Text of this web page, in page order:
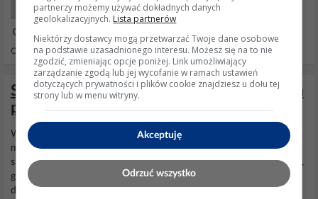
Elektro Maszyny i Urządzenia
Odpowiedzi: 10 Wyświetleń: 6095
Samozamykacz GEZE, problem z poduszką
powietrzną.
Witam serdecznie, jestem członkiem zarządu wspólnoty
mieszkaniowej, w każdej klatce nie dawno zostały wymienione
samozamykacze na GEZE TS 2000 V BC. Lecz niestety jest problem,
gdyż znajduje się tam dwojedrzwi, jedne za drugimi, dlatego jak te
drugie zostają
partnerzy możemy używać dokładnych danych
geolokalizacyjnych. Lista partnerów
Niektórzy dostawcy mogą przetwarzać Twoje dane osobowe
na podstawie uzasadnionego interesu. Możesz się na to nie
zgodzić, zmieniając opcje poniżej. Link umożliwiający
zarządzanie zgodą lub jej wycofanie w ramach ustawień
dotyczących prywatności i plików cookie znajdziesz u dołu tej
strony lub w menu witryny.
Akceptuję
Odrzuć wszystko